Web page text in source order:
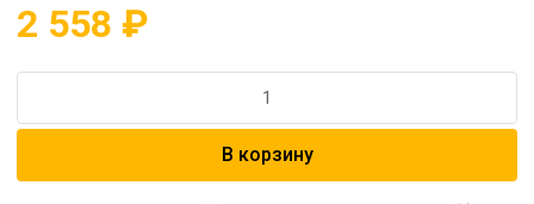
2 558 ₽
USYSTEMS
В корзину